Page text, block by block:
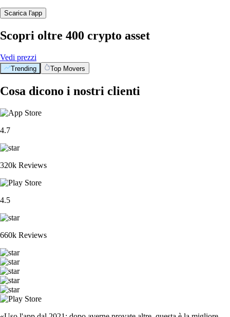
Scarica l'app
Scopri oltre 400 crypto asset
Vedi prezzi
Trending Top Movers
Cosa dicono i nostri clienti
4.7
320k Reviews
4.5
660k Reviews